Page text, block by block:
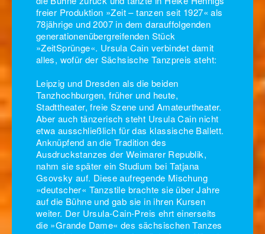
freier Produktion »Zeit – tanzen seit 1927« als
78jährige und 2007 in dem darauffolgenden
generationenübergreifenden Stück
»ZeitSprünge«. Ursula Cain verbindet damit
alles, wofür der Sächsische Tanzpreis steht:
Leipzig und Dresden als die beiden
Tanzhochburgen, früher und heute,
Stadttheater, freie Szene und Amateurtheater.
Aber auch tänzerisch steht Ursula Cain nicht
etwa ausschließlich für das klassische Ballett.
Anknüpfend an die Tradition des
Ausdruckstanzes der Weimarer Republik,
nahm sie später ein Studium bei Tatjana
Gsovsky auf. Diese aufregende Mischung
»deutscher« Tanzstile brachte sie über Jahre
auf die Bühne und gab sie in ihren Kursen
weiter. Der Ursula-Cain-Preis ehrt einerseits
die »Grande Dame« des sächsischen Tanzes